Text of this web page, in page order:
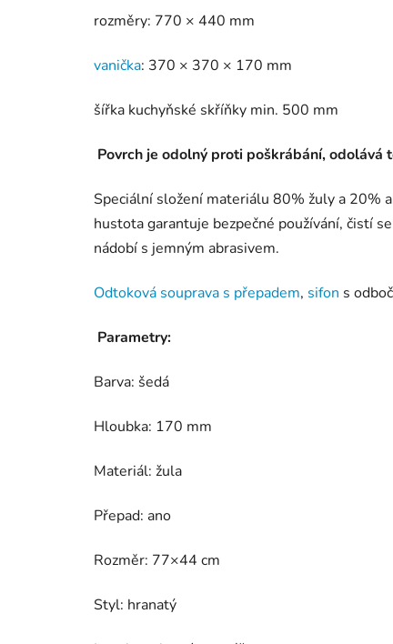
hvězdiček.
rozměry: 770 × 440 mm
vanička: 370 × 370 × 170 mm
šířka kuchyňské skříňky min. 500 mm
Povrch je odolný proti poškrábání, odolává
Speciální složení materiálu 80% žuly a 20%
hustota garantuje bezpečné používání, čistí
nádobí s jemným abrasivem.
Odtoková souprava s přepadem, sifon s
Parametry:
Barva: šedá
Hloubka: 170 mm
Materiál: žula
Přepad: ano
Rozměr: 77×44 cm
Styl: hranatý